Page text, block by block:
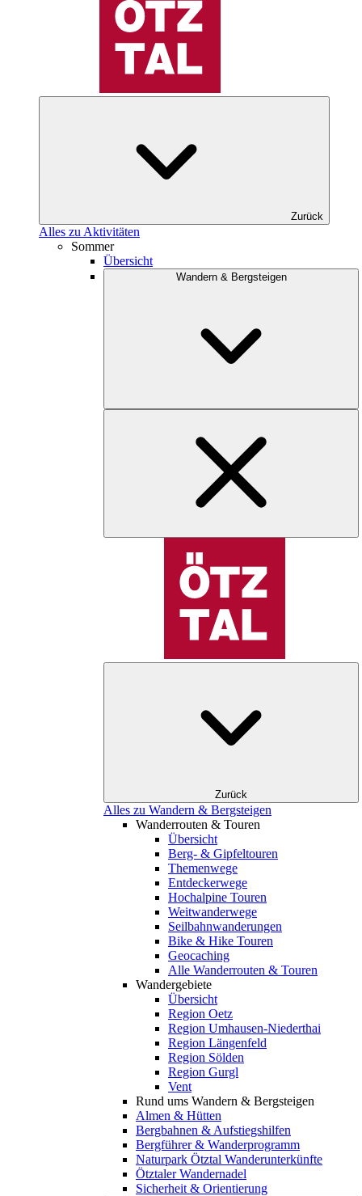
Zurück
Alles zu Aktivitäten
Sommer
Übersicht
Wandern & Bergsteigen
Zurück
Alles zu Wandern & Bergsteigen
Wanderrouten & Touren
Übersicht
Berg- & Gipfeltouren
Themenwege
Entdeckerwege
Hochalpine Touren
Weitwanderwege
Seilbahnwanderungen
Bike & Hike Touren
Geocaching
Alle Wanderrouten & Touren
Wandergebiete
Übersicht
Region Oetz
Region Umhausen-Niederthai
Region Längenfeld
Region Sölden
Region Gurgl
Vent
Rund ums Wandern & Bergsteigen
Almen & Hütten
Bergbahnen & Aufstiegshilfen
Bergführer & Wanderprogramm
Naturpark Ötztal Wanderunterkünfte
Ötztaler Wandernadel
Sicherheit & Orientierung